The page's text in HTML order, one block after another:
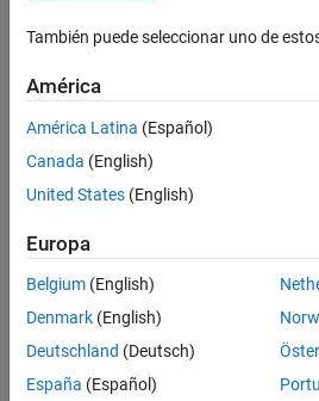
También puede seleccionar uno de
América
América Latina (Español)
Canada (English)
United States (English)
Europa
Belgium (English)
Denmark (English)
Deutschland (Deutsch)
España (Español)
Centro de confianza
Marcas
Política de privacidad
Antipiratería
Información de contacto
© 1994-2026 The MathWorks, Inc.